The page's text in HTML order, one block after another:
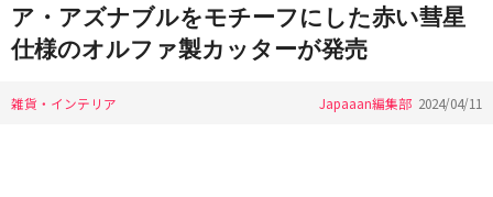
ア・アズナブルをモチーフにした赤い彗星
仕様のオルファ製カッターが発売
雑貨・インテリア Japaaan編集部 2024/04/11